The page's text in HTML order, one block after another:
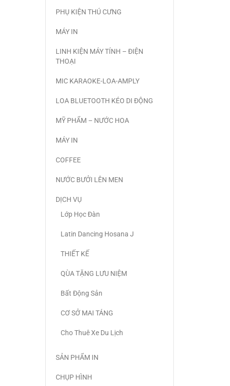
PHỤ KIỆN THÚ CƯNG
MÁY IN
LINH KIỆN MÁY TÍNH – ĐIỆN
THOẠI
MIC KARAOKE-LOA-AMPLY
LOA BLUETOOTH KÉO DI ĐỘNG
MỸ PHẨM – NƯỚC HOA
MÁY IN
COFFEE
NƯỚC BƯỞI LÊN MEN
DỊCH VỤ
Lớp Học Đàn
Latin Dancing Hosana J
THIẾT KẾ
QÙA TẶNG LƯU NIỆM
Bất Động Sản
CƠ SỞ MAI TÁNG
Cho Thuê Xe Du Lịch
SẢN PHẨM IN
CHỤP HÌNH